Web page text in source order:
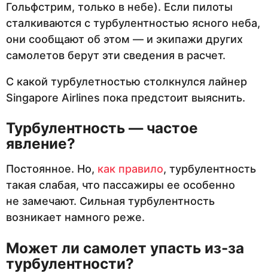
Гольфстрим, только в небе). Если пилоты
сталкиваются с турбулентностью ясного неба,
они сообщают об этом — и экипажи других
самолетов берут эти сведения в расчет.
С какой турбулетностью столкнулся лайнер
Singapore Airlines пока предстоит выяснить.
Турбулентность — частое
явление?
Постоянное. Но, как правило, турбулентность
такая слабая, что пассажиры ее особенно
не замечают. Сильная турбулентность
возникает намного реже.
Может ли самолет упасть из-за
турбулентности?